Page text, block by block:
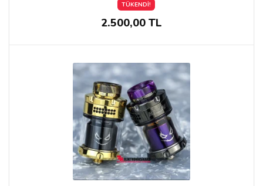
TÜKENDİ!
2.500,00 TL